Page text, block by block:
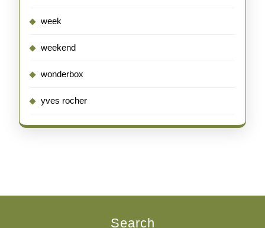
week
weekend
wonderbox
yves rocher
Search